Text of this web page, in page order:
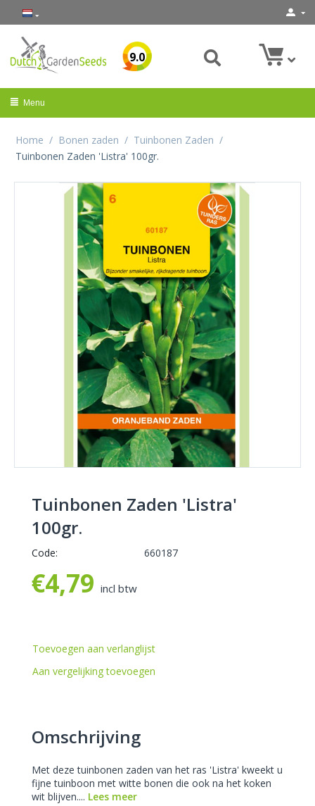
9.0
Menu
Home / Bonen zaden / Tuinbonen Zaden /
Tuinbonen Zaden 'Listra' 100gr.
Tuinbonen Zaden 'Listra'
100gr.
Code: 660187
€4,79 incl btw
Toevoegen aan verlanglijst
Aan vergelijking toevoegen
Omschrijving
Met deze tuinbonen zaden van het ras 'Listra' kweekt u
fijne tuinboon met witte bonen die ook na het koken
wit blijven.... Lees meer